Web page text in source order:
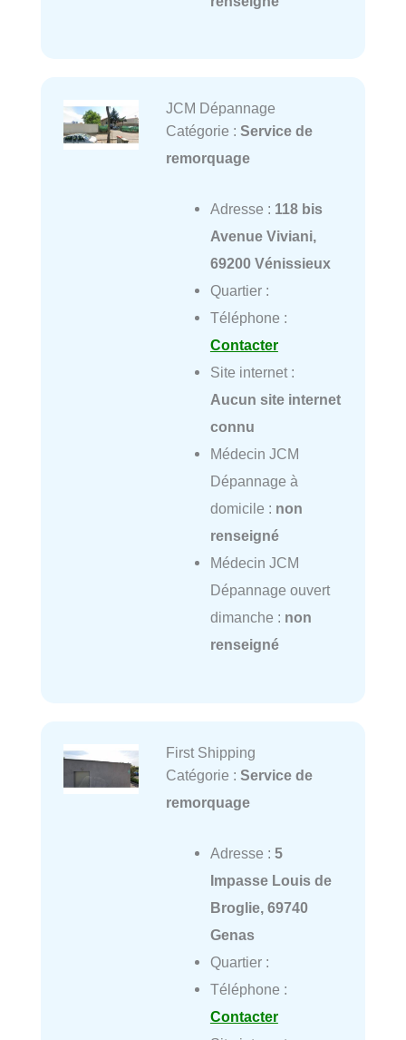
JCM Dépannage
Catégorie : Service de
remorquage
Adresse : 118 bis
Avenue Viviani,
69200 Vénissieux
Quartier :
Téléphone :
Contacter
Site internet :
Aucun site internet
connu
Médecin JCM
Dépannage à
domicile : non
renseigné
Médecin JCM
Dépannage ouvert
dimanche : non
renseigné
First Shipping
Catégorie : Service de
remorquage
Adresse : 5
Impasse Louis de
Broglie, 69740
Genas
Quartier :
Téléphone :
Contacter